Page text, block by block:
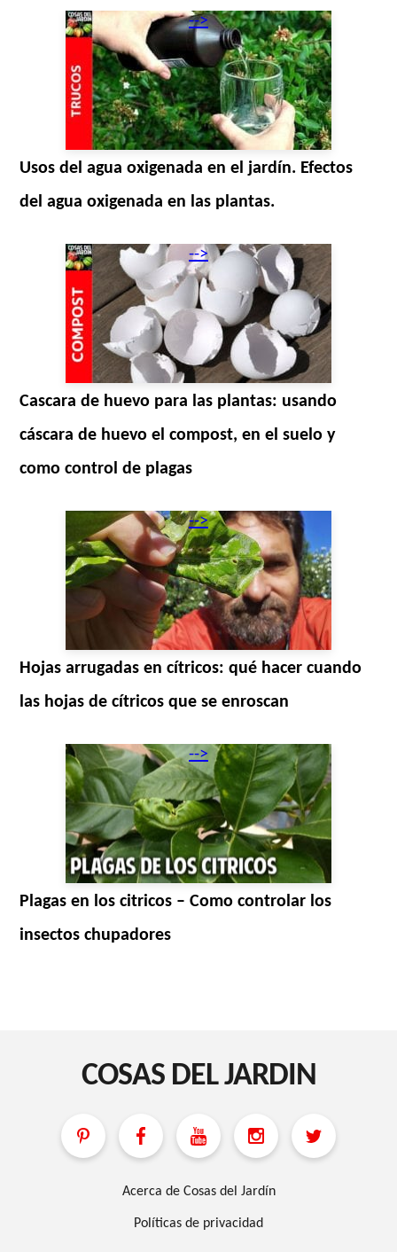
-->
Usos del agua oxigenada en el jardín. Efectos
del agua oxigenada en las plantas.
-->
Cascara de huevo para las plantas: usando
cáscara de huevo el compost, en el suelo y
como control de plagas
-->
Hojas arrugadas en cítricos: qué hacer cuando
las hojas de cítricos que se enroscan
-->
Plagas en los citricos – Como controlar los
insectos chupadores
COSAS DEL JARDIN
Acerca de Cosas del Jardín
Políticas de privacidad